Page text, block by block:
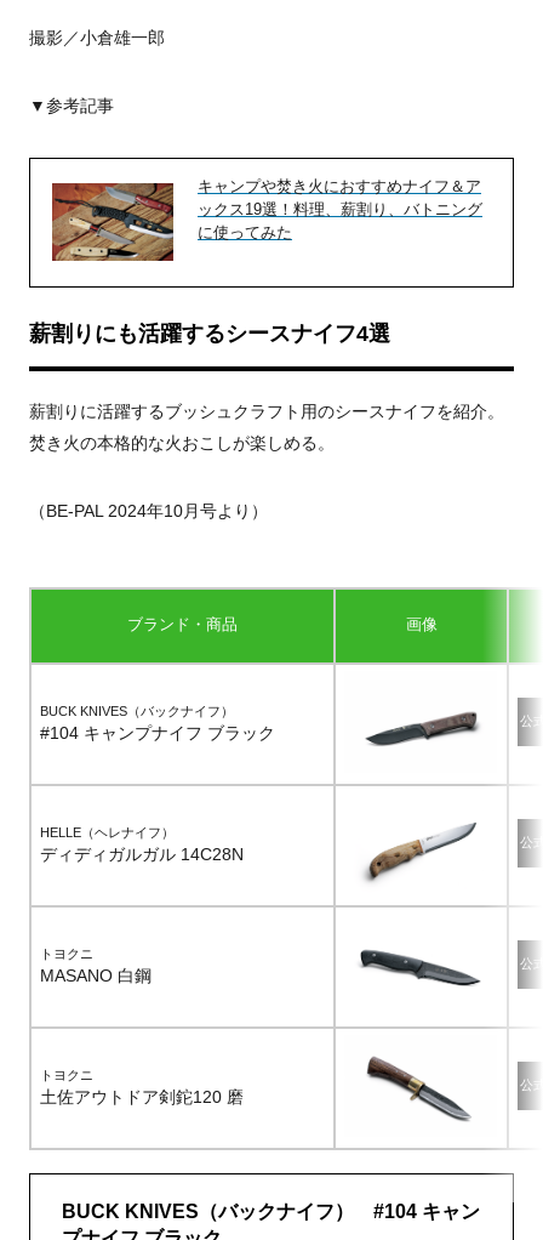
撮影／小倉雄一郎
▼参考記事
キャンプや焚き火におすすめナイフ＆ア
ックス19選！料理、薪割り、バトニング
に使ってみた
薪割りにも活躍するシースナイフ4選
薪割りに活躍するブッシュクラフト用のシースナイフを紹介。
焚き火の本格的な火おこしが楽しめる。
（BE-PAL 2024年10月号より）
ブランド・商品 画像
BUCK KNIVES（バックナイフ）
#104 キャンプナイフ ブラック
公
HELLE（ヘレナイフ）
ディディガルガル 14C28N
公
トヨクニ
MASANO 白鋼
公
トヨクニ
土佐アウトドア剣鉈120 磨
公
BUCK KNIVES（バックナイフ） #104 キャン